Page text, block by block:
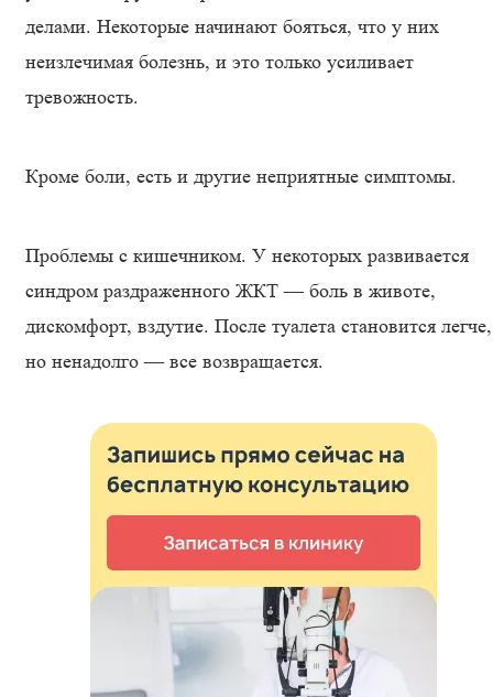
делами. Некоторые начинают бояться, что у них
неизлечимая болезнь, и это только усиливает
тревожность.
Кроме боли, есть и другие неприятные симптомы.
Проблемы с кишечником. У некоторых развивается
синдром раздраженного ЖКТ — боль в животе,
дискомфорт, вздутие. После туалета становится легче,
но ненадолго — все возвращается.